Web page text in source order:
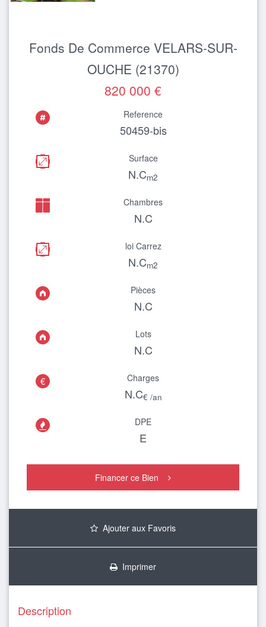
Fonds De Commerce VELARS-SUR-
OUCHE (21370)
820 000 €
Reference
50459-bis
Surface
N.Cm2
Chambres
N.C
loi Carrez
N.Cm2
Pièces
N.C
Lots
N.C
€ Charges
N.C€ /an
 DPE
E
Financer ce Bien
Ajouter aux Favoris
Imprimer
Description